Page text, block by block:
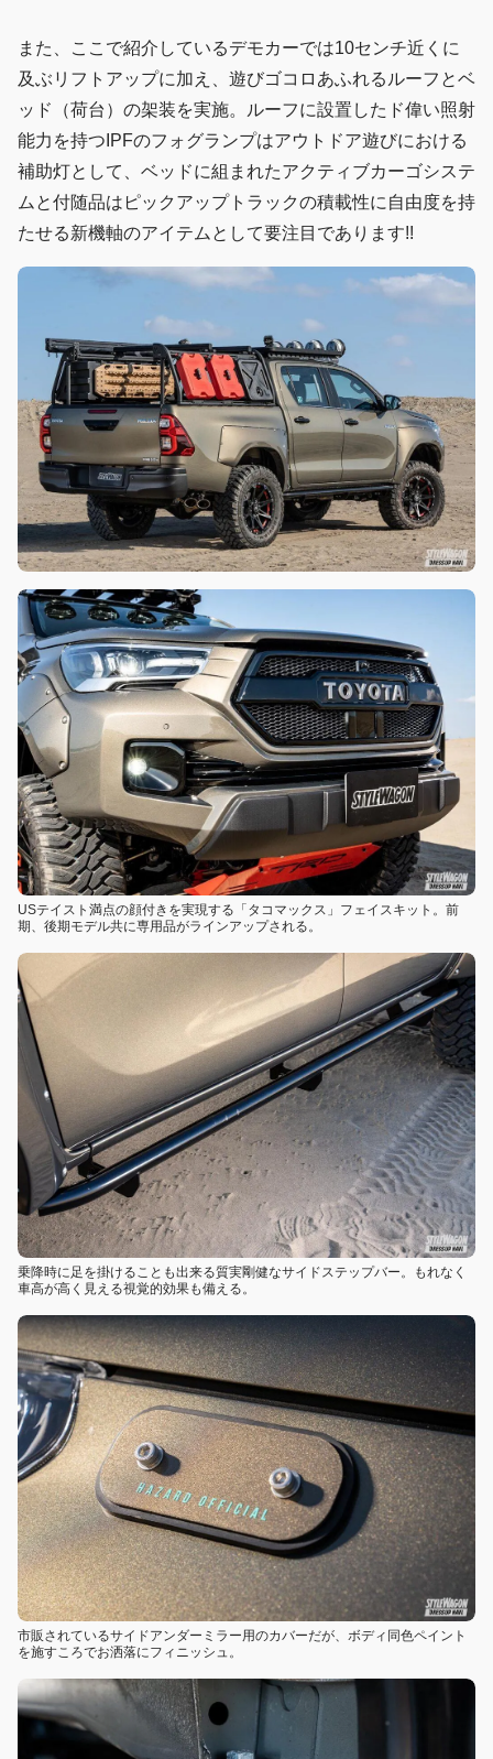
また、ここで紹介しているデモカーでは10センチ近くに
及ぶリフトアップに加え、遊びゴコロあふれるルーフとベ
ッド（荷台）の架装を実施。ルーフに設置したド偉い照射
能力を持つIPFのフォグランプはアウトドア遊びにおける
補助灯として、ベッドに組まれたアクティブカーゴシステ
ムと付随品はピックアップトラックの積載性に自由度を持
たせる新機軸のアイテムとして要注目であります!!
USテイスト満点の顔付きを実現する「タコマックス」フェイスキット。前
期、後期モデル共に専用品がラインアップされる。
乗降時に足を掛けることも出来る質実剛健なサイドステップバー。もれなく
車高が高く見える視覚的効果も備える。
市販されているサイドアンダーミラー用のカバーだが、ボディ同色ペイント
を施すころでお洒落にフィニッシュ。